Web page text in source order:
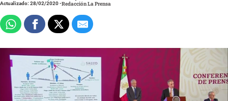
Actualizado: 28/02/2020-Redacción La Prensa